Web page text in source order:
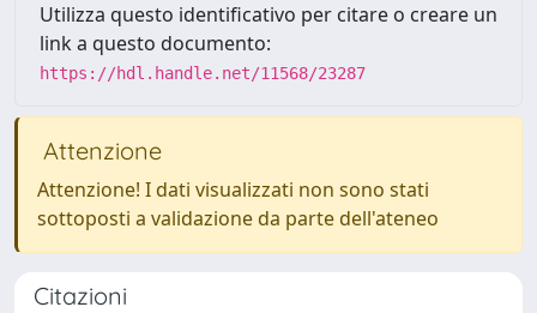
Utilizza questo identificativo per citare o creare un
link a questo documento:
https://hdl.handle.net/11568/23287
Attenzione
Attenzione! I dati visualizzati non sono stati
sottoposti a validazione da parte dell'ateneo
Citazioni